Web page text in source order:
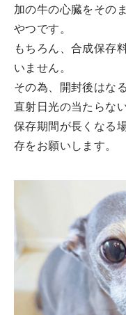
加の牛の心臓をその
やつです。
もちろん、合成保存
いません。
その為、開封後はな
直射日光の当たらな
保存期間が長くなる
存をお願いします。